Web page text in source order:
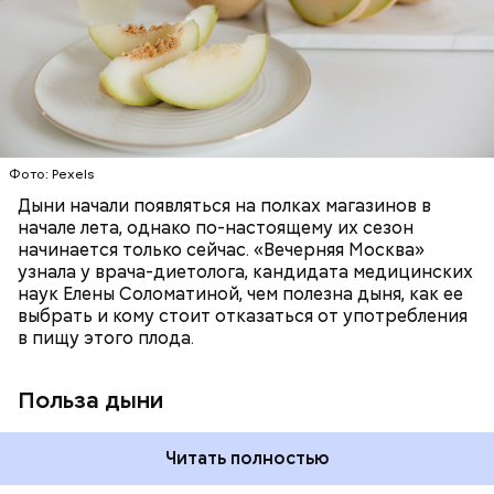
Фото: Pexels
Дыни начали появляться на полках магазинов в
начале лета, однако по-настоящему их сезон
начинается только сейчас. «Вечерняя Москва»
узнала у врача-диетолога, кандидата медицинских
наук Елены Соломатиной, чем полезна дыня, как ее
выбрать и кому стоит отказаться от употребления
в пищу этого плода.
Польза дыни
доктор. Кроме того, этот плод богат витаминами и
минералами. Так, в дыне содержатся:
«делает пилинг изнутри», обновляет
слизистые оболочки органов. А еще именно
бета-каротин обеспечивает дыне желтый
лютеин и зеаксантин — эти каротиноиды
отлично поддерживают наше зрение;
калий — оказывает мочегонное действие,
поддерживает сердечно-сосудистую
систему и предотвращает скачки давления;
магний — помогает калию и не дает сосудам
спазмироваться.
Читать полностью
ЗДОРОВЬЕ
ПРАВИЛЬНОЕ ПИТАНИЕ
ОВОЩИ
ЛЕТО ФРУКТЫ
По мнению специалиста, здоровому человеку
достаточно включать щавель в рацион несколько
раз в месяц. В небольших количествах в свежем